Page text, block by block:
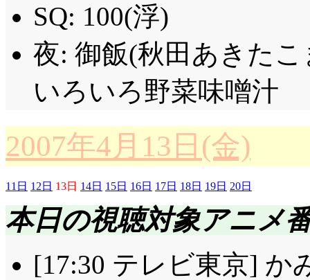
SQ: 100(浮)
夜: 御飯(秋田あきた
いろいろ野菜味噌汁
2007年4月13日(金)
11日 12日 13日 14日 15日 16日 17日 18日 19日 20日
本日の視聴対象アニメ
[17:30 テレビ東京] か